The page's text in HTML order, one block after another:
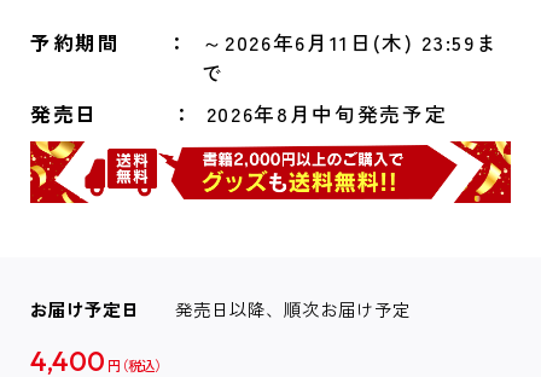
予約期間
～2026年6月11日(木) 23:59ま
で
発売日
2026年8月中旬発売予定
お届け予定日 発売日以降、順次お届け予定
4,400 円